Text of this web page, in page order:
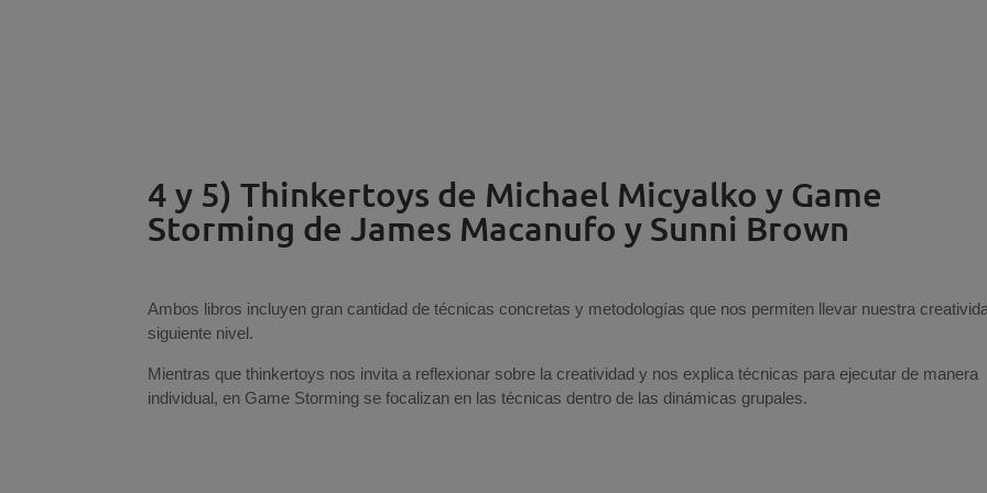
4 y 5) Thinkertoys de Michael Micyalko y Game
Storming de James Macanufo y Sunni Brown
Ambos libros incluyen gran cantidad de técnicas concretas y metodologías que nos permiten llevar nuestra
siguiente nivel.
Mientras que thinkertoys nos invita a reflexionar sobre la creatividad y nos explica técnicas para ejecutar de manera
individual, en Game Storming se focalizan en las técnicas dentro de las dinámicas grupales.